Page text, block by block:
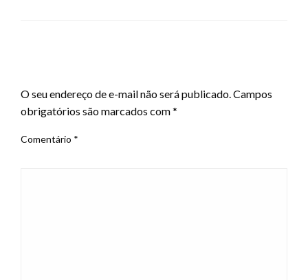
O seu endereço de e-mail não será publicado.Campos
obrigatórios são marcados com*
Comentário *